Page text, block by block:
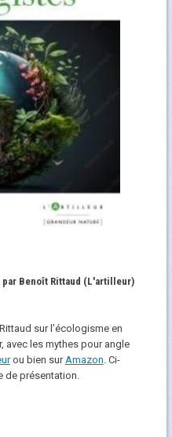
Benoît Rittaud (L'artilleur)
sur l’écologisme en
avec les mythes pour angle
ou bien sur Amazon . Ci-
de présentation.